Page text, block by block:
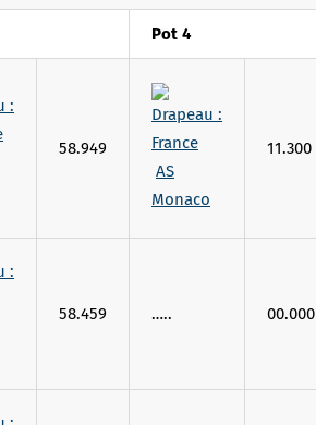
Pot 4
58.949
AS
Monaco
11.300
58.459 ….. 00.000